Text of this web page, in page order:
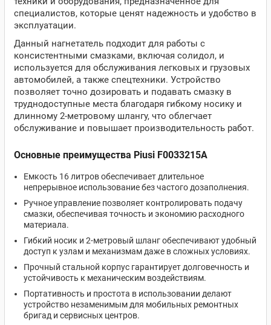
специалистов, которые ценят надежность и удобство в
эксплуатации.
Данный нагнетатель подходит для работы с
консистентными смазками, включая солидол, и
используется для обслуживания легковых и грузовых
автомобилей, а также спецтехники. Устройство
позволяет точно дозировать и подавать смазку в
труднодоступные места благодаря гибкому носику и
длинному 2-метровому шлангу, что облегчает
обслуживание и повышает производительность работ.
Основные преимущества Piusi F0033215A
Емкость 16 литров обеспечивает длительное
непрерывное использование без частого дозаполнения.
Ручное управление позволяет контролировать подачу
смазки, обеспечивая точность и экономию расходного
материала.
Гибкий носик и 2-метровый шланг обеспечивают удобный
доступ к узлам и механизмам даже в сложных условиях.
Прочный стальной корпус гарантирует долговечность и
устойчивость к механическим воздействиям.
Портативность и простота в использовании делают
устройство незаменимым для мобильных ремонтных
бригад и сервисных центров.